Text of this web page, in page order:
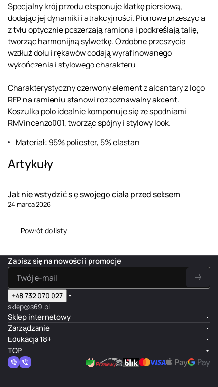
Specjalny krój przodu eksponuje klatkę piersiową,
dodając jej dynamiki i atrakcyjności. Pionowe przeszycia
z tyłu optycznie poszerzają ramiona i podkreślają talię,
tworząc harmonijną sylwetkę. Ozdobne przeszycia
wzdłuż dołu i rękawów dodają wyrafinowanego
wykończenia i stylowego charakteru.
Charakterystyczny czerwony element z alcantary z logo
RFP na ramieniu stanowi rozpoznawalny akcent.
Koszulka polo idealnie komponuje się ze spodniami
RMVincenzo001, tworząc spójny i stylowy look.
Materiał: 95% poliester, 5% elastan
Artykuły
Jak nie wstydzić się swojego ciała przed seksem
24 marca 2026
Powrót do listy
Zapisz się na nowości i promocje
+48 732 070 027
sklep@s69.pl
Sklep internetowy
Zarządzanie
Edukacja 18+
TOP